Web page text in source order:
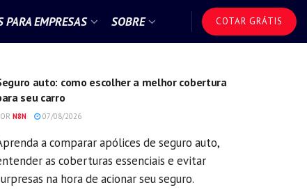
PARA EMPRESAS SOBRE COTAR GRÁTIS
auto: como escolher a melhor cobertura
seu carro
N8N 07/08/2026
a comparar apólices de seguro auto,
as coberturas essenciais e evitar
na hora de acionar seu seguro.